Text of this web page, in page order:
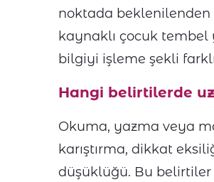
noktada beklenilenden
kaynaklı çocuk
bilgiyi işleme şekli
Hangi belirtilerde
Okuma, yazma veya
karıştırma, dikkat
düşüklüğü. Bu belirtiler